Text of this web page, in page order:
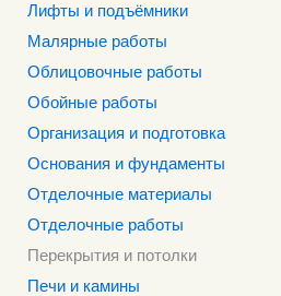
Лифты и подъёмники
Малярные работы
Облицовочные работы
Обойные работы
Организация и подготовка
Основания и фундаменты
Отделочные материалы
Отделочные работы
Перекрытия и потолки
Печи и камины